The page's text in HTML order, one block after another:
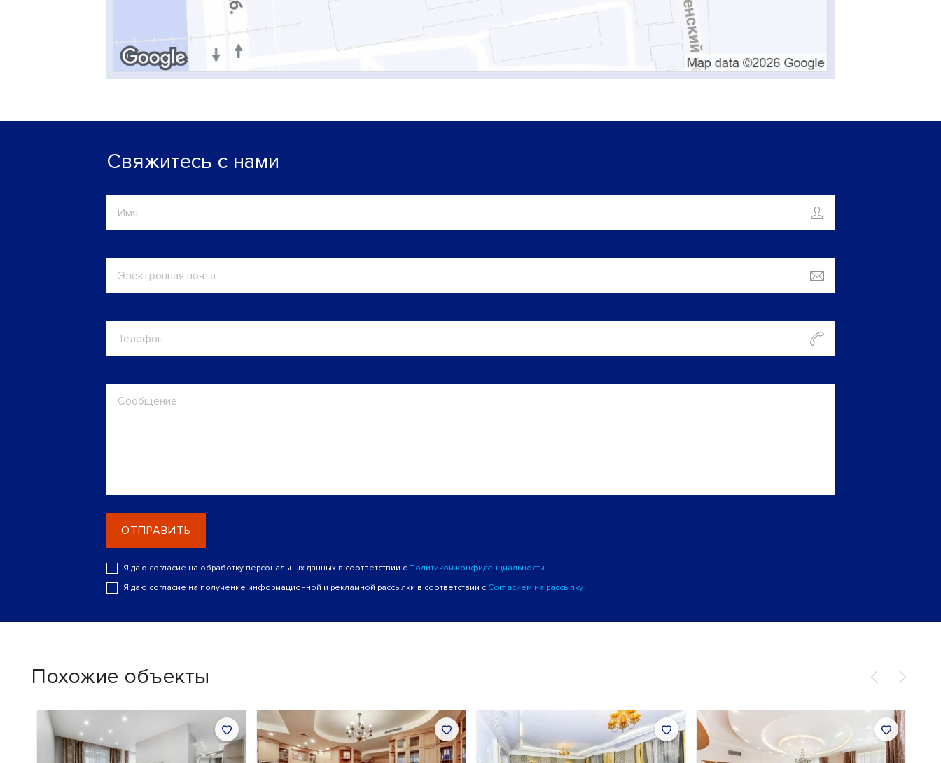
Свяжитесь с нами
ОТПРАВИТЬ
Я даю согласие на обработку персональных данных в соответствии с Политикой конфиденциальности
Я даю согласие на получение информационной и рекламной рассылки в соответствии с Согласием на рассылку
Похожие объекты